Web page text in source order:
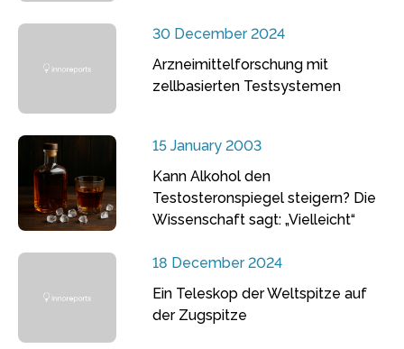
30 December 2024
Arzneimittelforschung mit
zellbasierten Testsystemen
15 January 2003
Kann Alkohol den
Testosteronspiegel steigern? Die
Wissenschaft sagt: „Vielleicht“
18 December 2024
Ein Teleskop der Weltspitze auf
der Zugspitze